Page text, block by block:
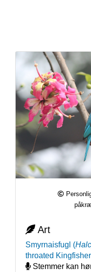
Art
Smyrnaisfugl (
throated Kingfisher
Stemmer kan